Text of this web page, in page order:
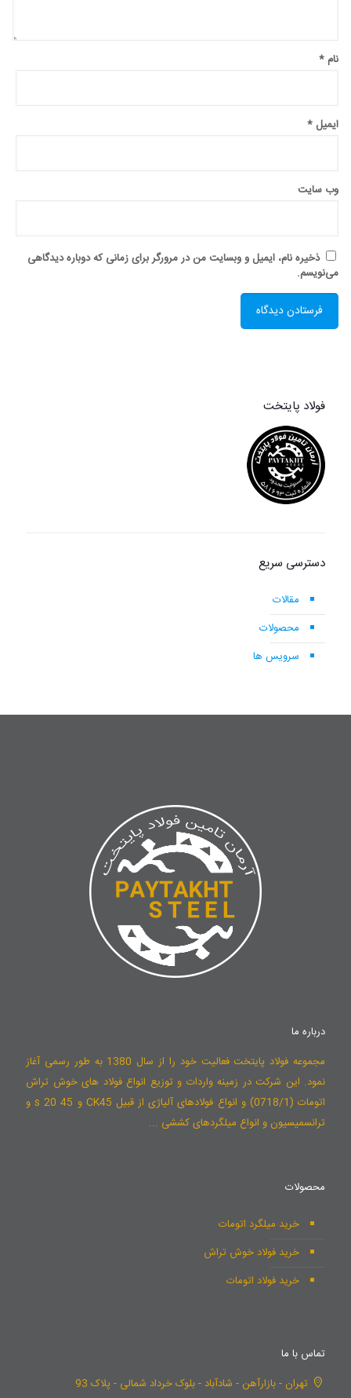
نام *
ایمیل *
وب‌ سایت
ذخیره نام، ایمیل و وبسایت من در مرورگر برای زمانی که دوباره دیدگاهی
می‌نویسم.
فولاد پایتخت
دسترسی سریع
مقالات
محصولات
سرویس ها
درباره ما
مجموعه فولاد پایتخت فعالیت خود را از سال 1380 به طور رسمی آغاز
نمود. این شرکت در زمینه واردات و توزیع انواع فولاد های خوش تراش
اتومات (0718/1) و انواع فولادهای آلیاژی از قبیل CK45 و 45 s 20 و
ترانسمیسیون و انواع میلگردهای کششی ...
محصولات
خرید میلگرد اتومات
خرید فولاد خوش تراش
خرید فولاد اتومات
تماس با ما
تهران - بازارآهن - شادآباد - بلوک خرداد شمالی - پلاک 93